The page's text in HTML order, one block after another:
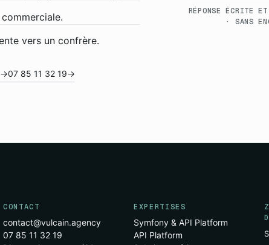
vers un confrère.
→07 85 11 32 19→
RÉPONSE ÉCRITE
· SANS
CONTACT
contact@vulcain.agency
07 85 11 32 19
EXPERTISES
Symfony & API Platform
API Platform